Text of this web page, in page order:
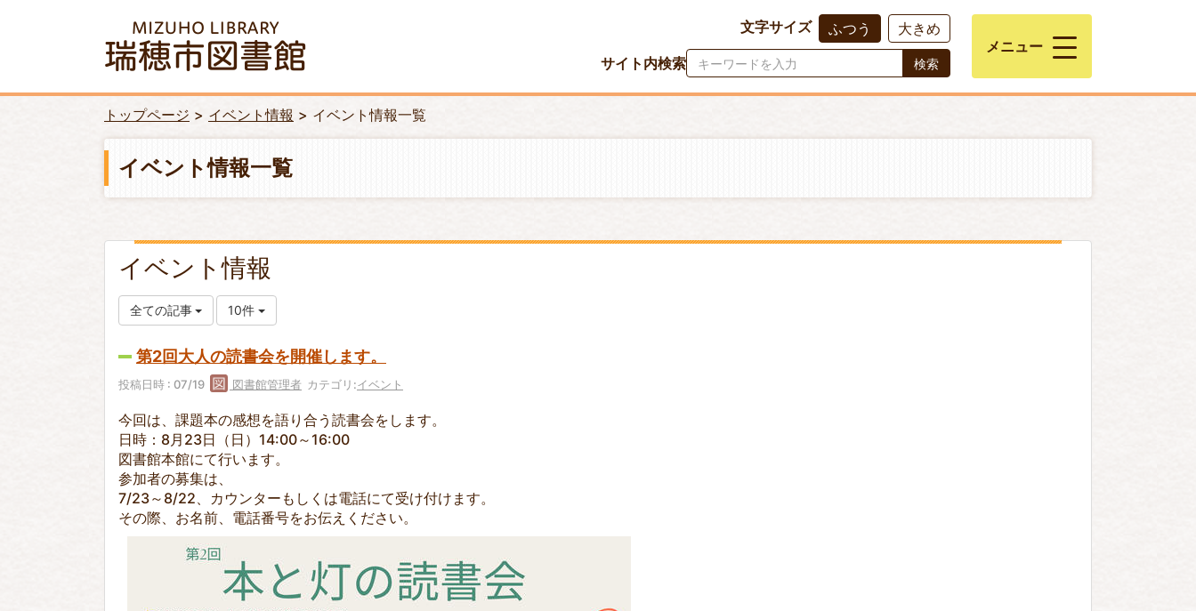
文字サイズ ふつう
大きめ
サイト内検索
検索
メニュー
トップページ イベント情報 イベント情報一覧
イベント情報一覧
イベント情報
全ての記事 10件
第2回大人の読書会を開催します。
投稿日時 : 07/19 図書館管理者 カテゴリ:イベント
今回は、課題本の感想を語り合う読書会をします。
日時：8月23日（日）14:00～16:00
図書館本館にて行います。
参加者の募集は、
7/23～8/22、カウンターもしくは電話にて受け付けます。
その際、お名前、電話番号をお伝えください。